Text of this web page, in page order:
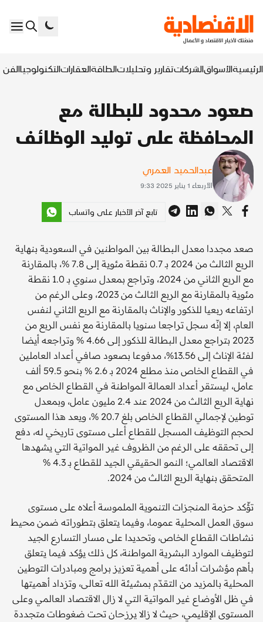
الرئيسيةالأسواقالشركاتتقارير وتحليلاتالطاقةالعقاراتالتكنولوجياالفن
صعود محدود للبطالة مع
المحافظة على توليد الوظائف
عبدالحميد العمري
الأربعاء 1 يناير 2025 9:33
تابع آخر الأخبار على واتساب
صعد مجددا معدل البطالة بين المواطنين في السعودية بنهاية
الربع الثالث من 2024 بـ 0.7 نقطة مئوية إلى 7.8 %، بالمقارنة
مع الربع الثاني من 2024، وتراجع بمعدل سنوي بـ 1.0 نقطة
مئوية بالمقارنة مع الربع الثالث من 2023، وعلى الرغم من
ارتفاعه ربعيا للذكور والإناث بالمقارنة مع الربع الثاني لنفس
العام، إلا إنّه سجل تراجعا سنويا بالمقارنة مع نفس الربع من
2023 بتراجع معدل البطالة للذكور إلى 4.66 % وتراجعه أيضا
لفئة الإناث إلى 13.56%، مدفوعا بصعود صافي أعداد العاملين
في القطاع الخاص منذ مطلع 2024 بـ 2.6 % بنحو 59.5 ألف
عامل، ليستقر أعداد العمالة المواطنة في القطاع الخاص مع
نهاية الربع الثالث من 2024 عند 2.4 مليون عامل، وبمعدل
توطين لإجمالي القطاع الخاص بلغ 20.7 %، ويعد هذا المستوى
لحجم التوظيف المسجل للقطاع أعلى مستوى تاريخي له، دفع
إلى تحققه على الرغم من الظروف غير المواتية التي يشهدها
الاقتصاد العالمي؛ النمو الحقيقي الجيد للقطاع بـ 4.3 %
المتحقق بنهاية الربع الثالث من 2024.
تؤّكد حزمة المنجزات التنموية الملموسة أعلاه على مستوى
سوق العمل المحلية عموما، وفيما يتعلق بتطوراته ضمن محيط
نشاطات القطاع الخاص، وتحديدا على مسار التسارع الجيد
لتوظيف الموارد البشرية المواطنة، كل ذلك يؤكد فيما يتعلق
بأهم مؤشرات أدائه على أهمية تعزيز برامج ومبادرات التوطين
المحلية بالمزيد من التقدّم بمشيئة الله تعالى، وتزداد أهميتها
في ظل الأوضاع غير المواتية التي لا زال الاقتصاد العالمي وعلى
المستوى الإقليمي، حيث لا زالا يرزحان تحت ضغوطات متجددة